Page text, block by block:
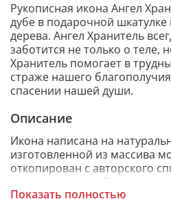
Рукописная икона Ангел
дубе в подарочной шкатулке
дерева. Ангел Хранитель
заботится не только о теле,
Хранитель помогает в
страже нашего
спасении нашей души.
Описание
Икона написана на
изготовленной из массива
откопирован с авторского
получившим одобрение
церкви.
Показать полностью